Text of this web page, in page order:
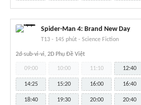
Spider-Man 4: Brand New Day
T13 - 145 phút - Science Fiction
2d-sub-vi-vi, 2D Phụ Đề Việt
09:00 10:00 11:10 12:40
14:25 15:20 16:00 16:40
18:40 19:30 20:00 20:40